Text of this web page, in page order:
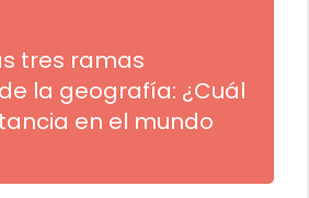
tres ramas
la geografía: ¿Cuál
en el mundo